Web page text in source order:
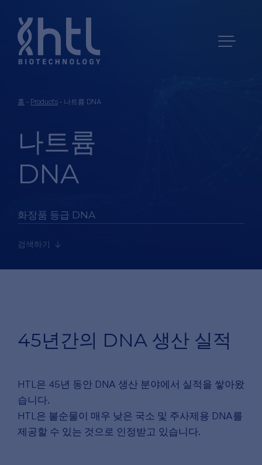
홈 - Products - 나트륨 DNA
나트륨
DNA
화장품 등급 DNA
검색하기
45년간의 DNA 생산 실적
HTL은 45년 동안 DNA 생산 분야에서 실적을 쌓아왔
습니다.
HTL은 불순물이 매우 낮은 국소 및 주사제용 DNA를
제공할 수 있는 것으로 인정받고 있습니다.